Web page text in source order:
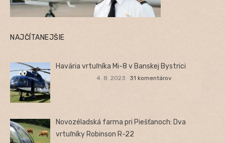
NAJČÍTANEJŠIE
Havária vrtuľníka Mi-8 v Banskej Bystrici
4. 8. 2023 31 komentárov
Novozéladská farma pri Piešťanoch: Dva
vrtuľníky Robinson R-22